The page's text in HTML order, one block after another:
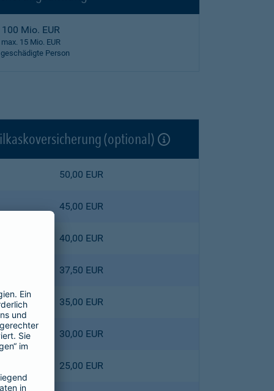
100 Mio. EUR
max. 15 Mio. EUR
Person
(optional)
50,00 EUR
45,00 EUR
40,00 EUR
37,50 EUR
35,00 EUR
30,00 EUR
25,00 EUR